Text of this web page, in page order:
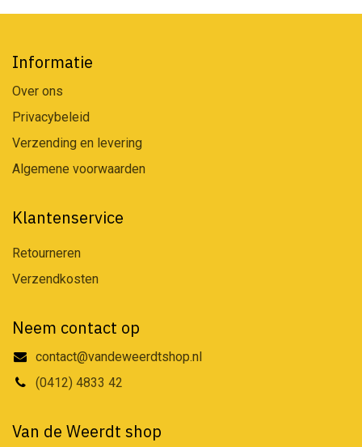
Informatie
Over ons
Privacybeleid
Verzending en levering
Algemene voorwaarden
Klantenservice
Retourneren
Verzendkosten
Neem contact op
contact@vandeweerdtshop.nl
(0412) 4833 42
Van de Weerdt shop